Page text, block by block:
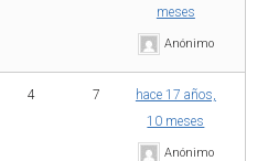
meses
Anónimo
4 7
hace 17 años,
10 meses
Anónimo